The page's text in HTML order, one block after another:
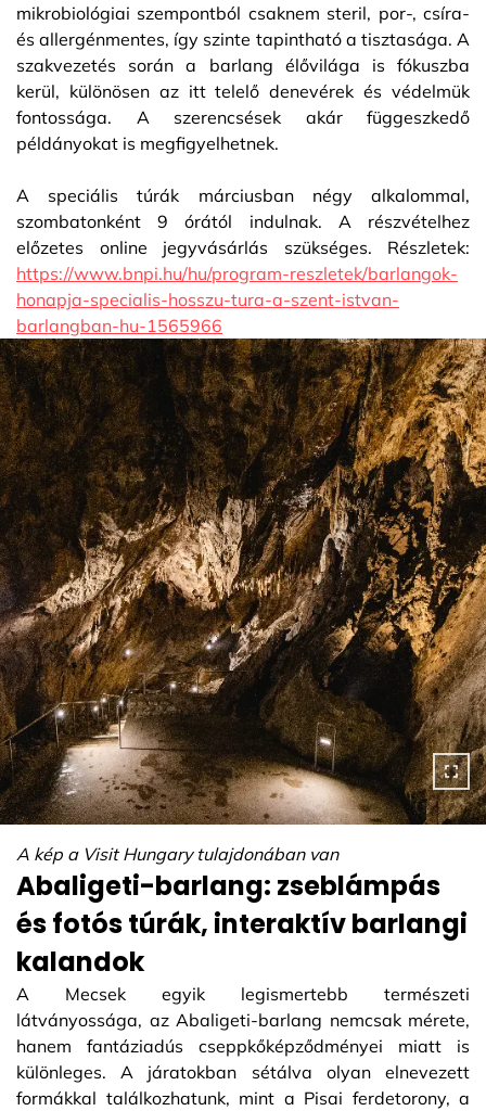
mikrobiológiai szempontból csaknem steril, por-, csíra-
és allergénmentes, így szinte tapintható a tisztasága. A
szakvezetés során a barlang élővilága is fókuszba
kerül, különösen az itt telelő denevérek és védelmük
fontossága. A szerencsések akár függeszkedő
példányokat is megfigyelhetnek.
A speciális túrák márciusban négy alkalommal,
szombatonként 9 órától indulnak. A részvételhez
előzetes online jegyvásárlás szükséges. Részletek:
https://www.bnpi.hu/hu/program-reszletek/barlangok-
honapja-specialis-hosszu-tura-a-szent-istvan-
barlangban-hu-1565966
A kép a Visit Hungary tulajdonában van
Abaligeti-barlang: zseblámpás
és fotós túrák, interaktív barlangi
kalandok
A Mecsek egyik legismertebb természeti
látványossága, az Abaligeti-barlang nemcsak mérete,
hanem fantáziadús cseppkőképződményei miatt is
különleges. A járatokban sétálva olyan elnevezett
formákkal találkozhatunk, mint a Pisai ferdetorony, a